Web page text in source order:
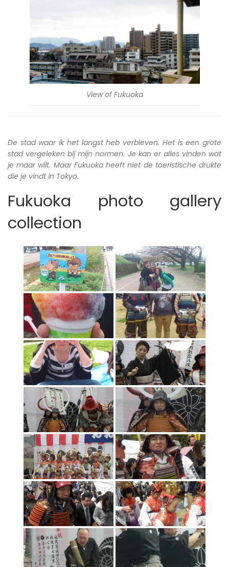
View of Fukuoka
De stad waar ik het langst heb verbleven. Het is een grote
stad vergeleken bij mijn normen. Je kan er alles vinden wat
je maar wilt. Maar Fukuoka heeft niet de toeristische drukte
die je vindt in Tokyo.
Fukuoka photo gallery
collection